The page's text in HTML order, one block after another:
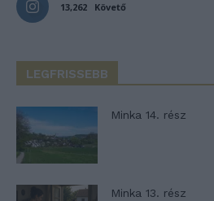
13,262 Követő
LEGFRISSEBB
Minka 14. rész
Minka 13. rész